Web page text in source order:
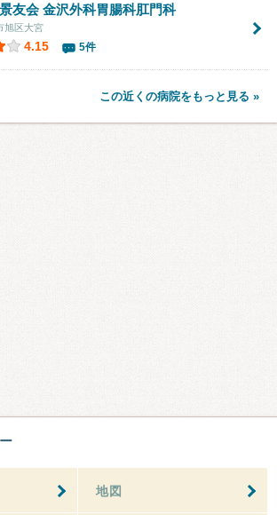
友会金沢外科胃腸科肛門科
旭区大宮
4.15 5件
この近くの病院をもっと見る »
地図